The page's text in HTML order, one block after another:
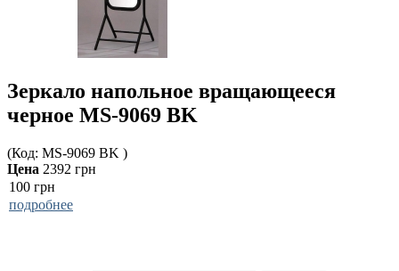
Зеркало напольное вращающееся
черное MS-9069 BK
(Код: MS-9069 BK )
Цена 2392 грн
100 грн
подробнее